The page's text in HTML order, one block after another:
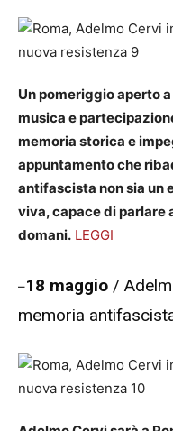
Un pomeriggio aperto
musica e
memoria storica e
appuntamento che
antifascista non sia un
viva, capace di parlare
domani. LEGGI
–18 maggio /
memoria